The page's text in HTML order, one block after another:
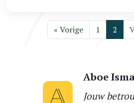
« Vorige 1 2
Aboe
Jouw